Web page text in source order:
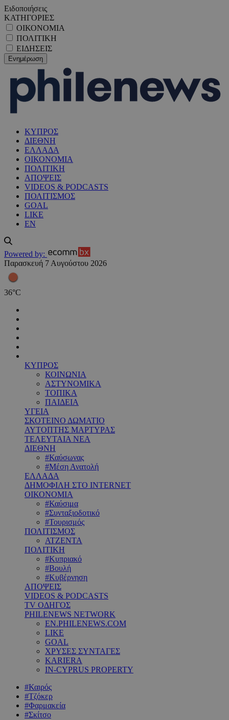
Ειδοποιήσεις
ΚΑΤΗΓΟΡΙΕΣ
ΟΙΚΟΝΟΜΙΑ
ΠΟΛΙΤΙΚΗ
ΕΙΔΗΣΕΙΣ
ΚΥΠΡΟΣ
ΔΙΕΘΝΗ
ΕΛΛΑΔΑ
ΟΙΚΟΝΟΜΙΑ
ΠΟΛΙΤΙΚΗ
ΑΠΟΨΕΙΣ
VIDEOS & PODCASTS
ΠΟΛΙΤΙΣΜΟΣ
GOAL
LIKE
EN
Powered by:
Παρασκευή 7 Αυγούστου 2026
36°C
ΚΥΠΡΟΣ
ΚΟΙΝΩΝΙΑ
ΑΣΤΥΝΟΜΙΚΑ
ΤΟΠΙΚΑ
ΠΑΙΔΕΙΑ
ΥΓΕΙΑ
ΣΚΟΤΕΙΝΟ ΔΩΜΑΤΙΟ
ΑΥΤΟΠΤΗΣ ΜΑΡΤΥΡΑΣ
ΤΕΛΕΥΤΑΙΑ ΝΕΑ
ΔΙΕΘΝΗ
#Καύσωνας
#Μέση Ανατολή
ΕΛΛΑΔΑ
ΔΗΜΟΦΙΛΗ ΣΤΟ INTERNET
ΟΙΚΟΝΟΜΙΑ
#Καύσιμα
#Συνταξιοδοτικό
#Τουρισμός
ΠΟΛΙΤΙΣΜΟΣ
ΑΤΖΕΝΤΑ
ΠΟΛΙΤΙΚΗ
#Κυπριακό
#Βουλή
#Κυβέρνηση
ΑΠΟΨΕΙΣ
VIDEOS & PODCASTS
TV ΟΔΗΓΟΣ
PHILENEWS NETWORK
EN.PHILENEWS.COM
LIKE
GOAL
ΧΡΥΣΕΣ ΣΥΝΤΑΓΕΣ
KARIERA
IN-CYPRUS PROPERTY
#Καιρός
#Τζόκερ
#Φαρμακεία
#Σκίτσο